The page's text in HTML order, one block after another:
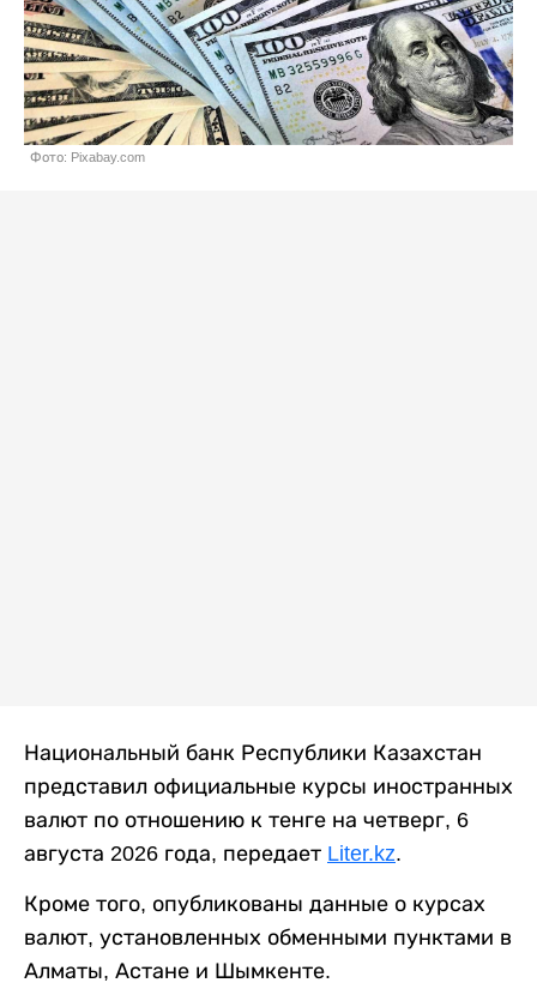
Фото: Pixabay.com
Национальный банк Республики Казахстан
представил официальные курсы иностранных
валют по отношению к тенге на четверг, 6
августа 2026 года, передает Liter.kz.
Кроме того, опубликованы данные о курсах
валют, установленных обменными пунктами в
Алматы, Астане и Шымкенте.